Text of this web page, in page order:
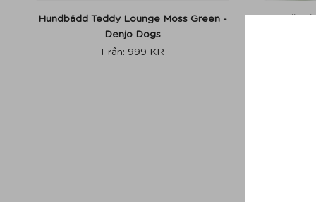
Hundbädd Teddy Lounge Moss Green -
Denjo Dogs
Från: 999 KR